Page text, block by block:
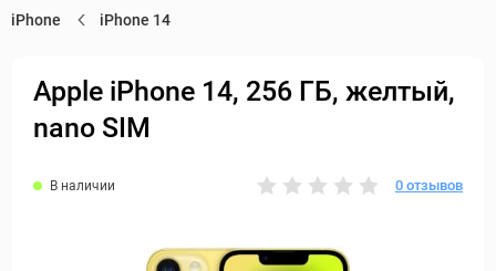
iPhone iPhone 14
Apple iPhone 14, 256 ГБ, желтый,
nano SIM
В наличии 0 отзывов